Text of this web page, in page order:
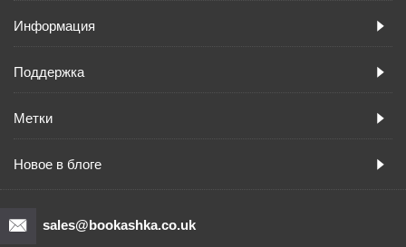
Информация
Поддержка
Метки
Новое в блоге
sales@bookashka.co.uk